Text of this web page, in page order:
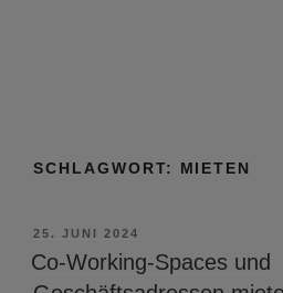
SCHLAGWORT: MIETEN
VERÖFFENTLICHT
AM
25. JUNI 2024
Co-Working-Spaces und